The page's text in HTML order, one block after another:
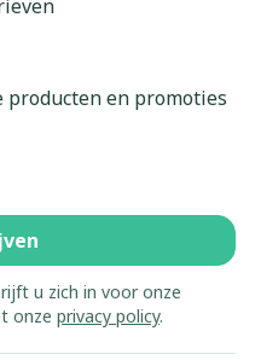
en promoties
u zich in voor onze
onze privacy policy.